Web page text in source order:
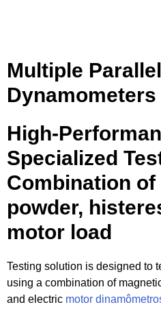
Multiple Parallel
High-
Specialized
Combination
powder,
motor load
Testing solution is designed to
using a combination of
and electric motor